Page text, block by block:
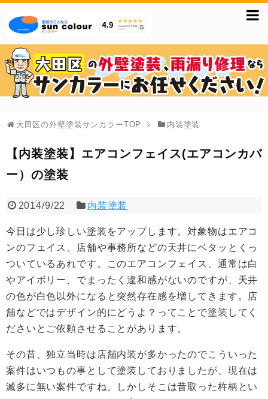
大田区の外壁塗装サンカラーTOP 内装塗装
【内装塗装】エアコンフェイス(エアコンカバ
ー）の塗装
2014/9/22 内装塗装
今日は少し珍しい塗装をアップします。対象物はエアコ
ンのフェイス、店舗や事務所などの天井にベタッとくっ
ついているあれです。このエアコンフェイス、通常は白
やアイボリー、でまったく違和感がないのですが、天井
の色が白色以外になると突然存在感を増してきます。店
舗などではデザイン的にどうよ？ってことで塗装してく
ださいとご依頼させることがあります。
その昔、独立当時は店舗内装が多かったのでこういった
案件はいつもの事として塗装しておりましたが、現在は
滅多に無い案件ですね。しかしそこは昔取った杵柄とい